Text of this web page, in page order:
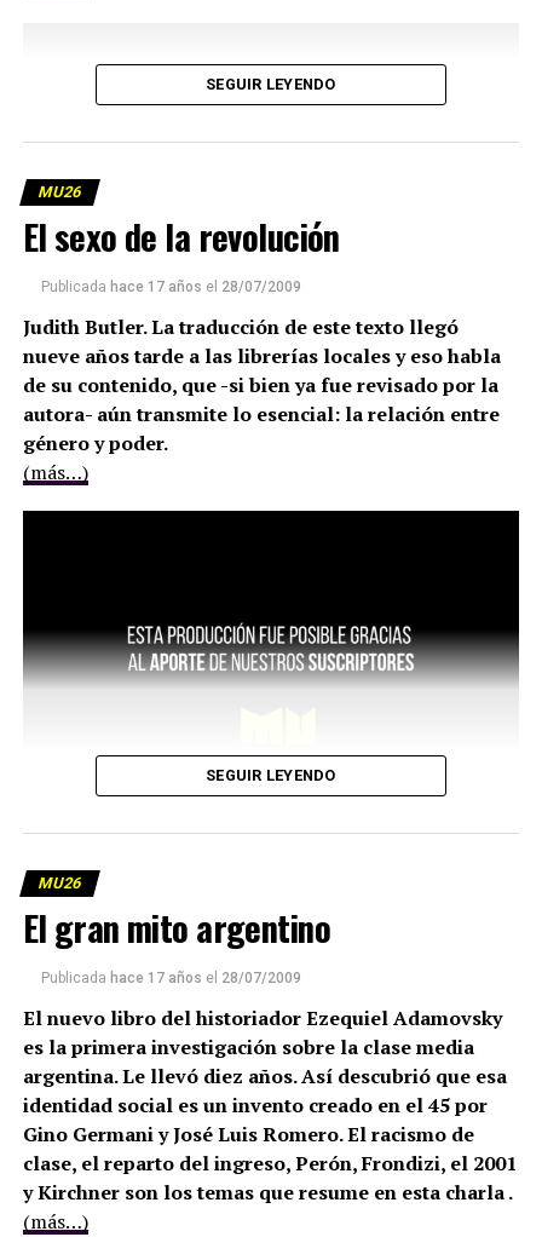
SEGUIR LEYENDO
MU26
El sexo de la revolución
Publicada hace 17 años el 28/07/2009
Judith Butler. La traducción de este texto llegó
nueve años tarde a las librerías locales y eso habla
de su contenido, que -si bien ya fue revisado por la
autora- aún transmite lo esencial: la relación entre
género y poder.
(más…)
SEGUIR LEYENDO
MU26
El gran mito argentino
Publicada hace 17 años el 28/07/2009
El nuevo libro del historiador Ezequiel Adamovsky
es la primera investigación sobre la clase media
argentina. Le llevó diez años. Así descubrió que esa
identidad social es un invento creado en el 45 por
Gino Germani y José Luis Romero. El racismo de
clase, el reparto del ingreso, Perón, Frondizi, el 2001
y Kirchner son los temas que resume en esta charla .
(más…)